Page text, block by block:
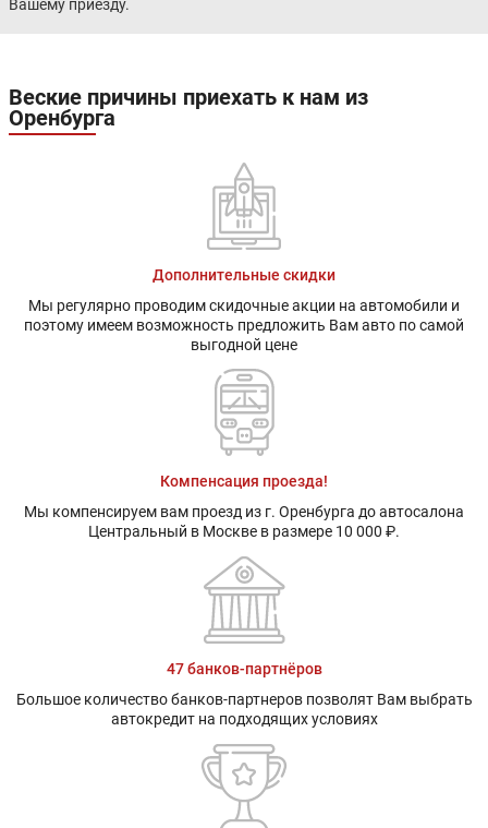
Вашему приезду.
Веские причины приехать к нам из
Оренбурга
Дополнительные скидки
Мы регулярно проводим скидочные акции на автомобили и
поэтому имеем возможность предложить Вам авто по самой
выгодной цене
Компенсация проезда!
Мы компенсируем вам проезд из г. Оренбурга до автосалона
Центральный в Москве в размере 10 000 ₽.
47 банков-партнёров
Большое количество банков-партнеров позволят Вам выбрать
автокредит на подходящих условиях